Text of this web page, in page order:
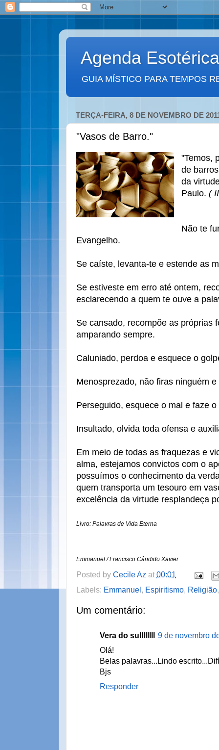
Agenda Esotérica
GUIA MÍSTICO PARA TEMPOS
TERÇA-FEIRA, 8 DE NOVEMBRO DE
"Vasos de Barro."
"Temos,
de
da
Paulo. (
Não te
Evangelho.
Se caíste, levanta-te e estende as
Se estiveste em erro até ontem,
esclarecendo a quem te ouve a
Se cansado, recompõe as próprias
amparando sempre.
Caluniado, perdoa e esquece o
Menosprezado, não firas ninguém
Perseguido, esquece o mal e faze
Insultado, olvida toda ofensa e
Em meio de todas as fraquezas e
alma, estejamos convictos com o
possuímos o conhecimento da
quem transporta um tesouro em
excelência da virtude resplandeça
Livro: Palavras de Vida Eterna
Emmanuel / Francisco Cândido Xavier
Posted by Cecile Az at 00:01
Labels: Emmanuel , Espiritismo, Religião
Um comentário:
Vera do sullllllll
9 de novembro
Olá!
Belas palavras...Lindo
Bjs
Responder